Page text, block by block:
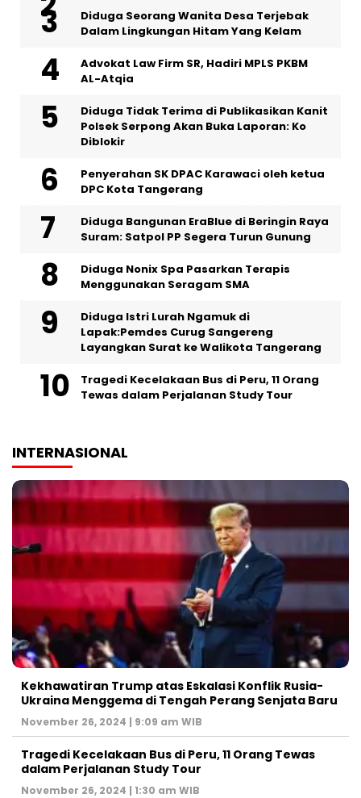
‎Diduga Seorang Wanita Desa Terjebak
Dalam Lingkungan Hitam Yang Kelam
Advokat Law Firm SR, Hadiri MPLS PKBM
AL-Atqia
Diduga Tidak Terima di Publikasikan Kanit
Polsek Serpong Akan Buka Laporan: Ko
Diblokir
Penyerahan SK DPAC Karawaci oleh ketua
DPC Kota Tangerang
Diduga Bangunan EraBlue di Beringin Raya
Suram: Satpol PP Segera Turun Gunung
‎Diduga Nonix Spa Pasarkan Terapis
Menggunakan Seragam SMA
‎Diduga Istri Lurah Ngamuk di
Lapak:Pemdes Curug Sangereng
Layangkan Surat ke Walikota Tangerang
Tragedi Kecelakaan Bus di Peru, 11 Orang
Tewas dalam Perjalanan Study Tour
INTERNASIONAL
Kekhawatiran Trump atas Eskalasi Konflik Rusia-
Ukraina Menggema di Tengah Perang Senjata Baru
November 26, 2024 | 9:09 am WIB
Tragedi Kecelakaan Bus di Peru, 11 Orang Tewas
dalam Perjalanan Study Tour
November 26, 2024 | 1:30 am WIB